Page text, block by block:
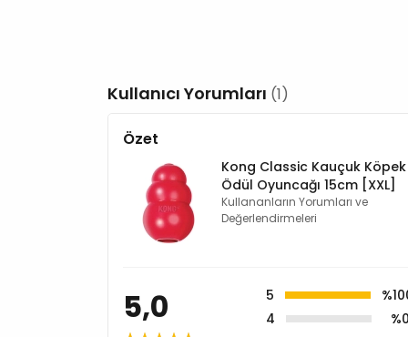
Kullanıcı Yorumları (1)
Özet
Kong Classic Kauçuk Köpek
Ödül Oyuncağı 15cm [XXL]
Kullananların Yorumları ve
Değerlendirmeleri
5,0 5
4
%0